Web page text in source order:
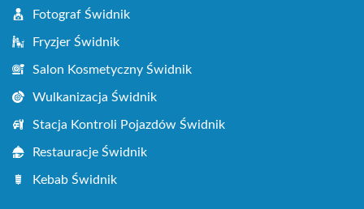
Fotograf Świdnik
Fryzjer Świdnik
Salon Kosmetyczny Świdnik
Wulkanizacja Świdnik
Stacja Kontroli Pojazdów Świdnik
Restauracje Świdnik
Kebab Świdnik